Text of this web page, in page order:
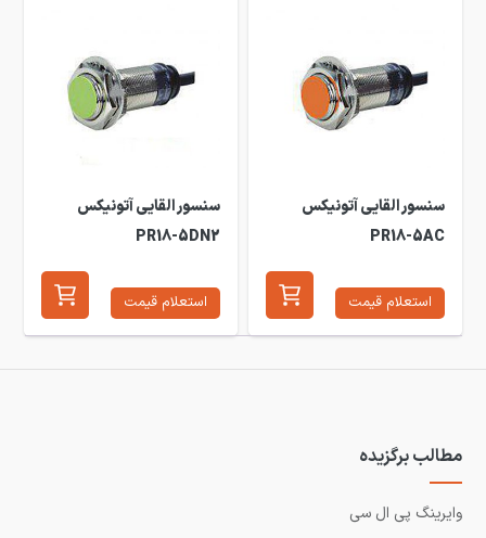
سنسور القایی آتونیکس
PR18-5AC
استعلام قیمت
سنسور القایی آتونیکس
PR18-5DN2
استعلام قیمت
مطالب برگزیده
وایرینگ پی ال سی